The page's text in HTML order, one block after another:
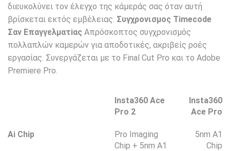
διευκολύνει τον έλεγχο της κάμεράς σας όταν αυτή
βρίσκεται εκτός εμβέλειας. Συγχρονισμoς Timecode
Σαν Επαγγελματiας Απρόσκοπτος συγχρονισμός
πολλαπλών καμερών για αποδοτικές, ακριβείς ροές
εργασίας. Συνεργάζεται με το Final Cut Pro και το Adobe
Premiere Pro.
Insta360 Ace
Pro 2
Insta360
Ace Pro
Ai Chip
Pro Imaging
Chip + 5nm A1
5nm A1
Chip